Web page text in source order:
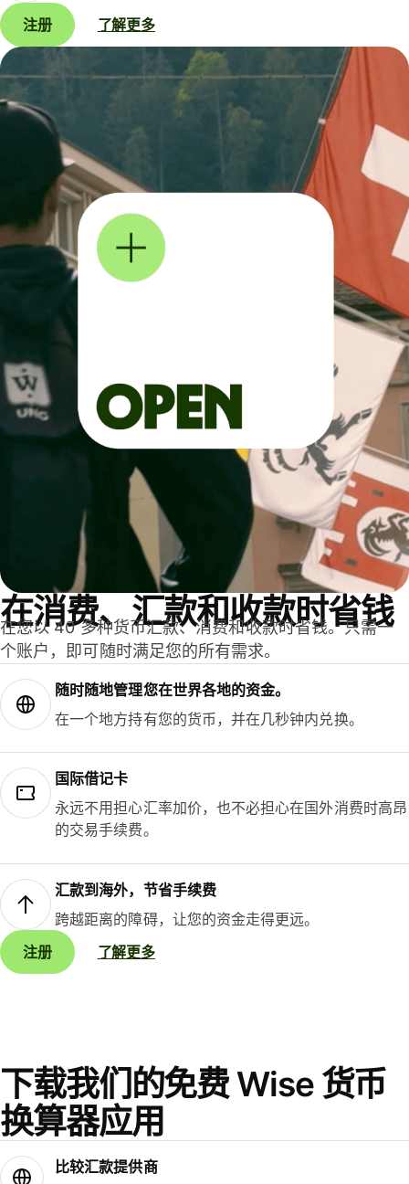
注册 了解更多
在消费、汇款和收款时省钱
在您以 40 多种货币汇款、消费和收款时省钱。只需一
个账户，即可随时满足您的所有需求。
随时随地管理您在世界各地的资金。
在一个地方持有您的货币，并在几秒钟内兑换。
国际借记卡
永远不用担心汇率加价，也不必担心在国外消费时高昂
的交易手续费。
汇款到海外，节省手续费
跨越距离的障碍，让您的资金走得更远。
注册
了解更多
下载我们的免费 Wise 货币
换算器应用
比较汇款提供商